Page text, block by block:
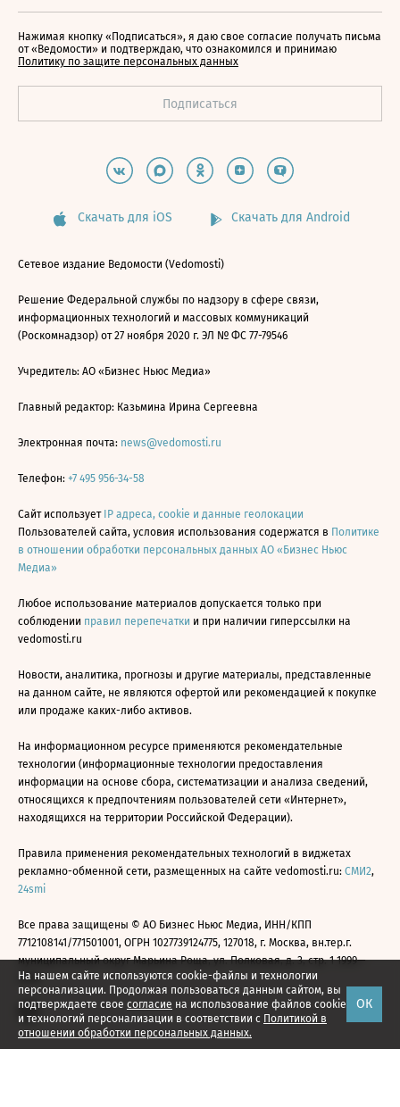
На нашем сайте используются cookie-файлы и технологии
персонализации. Продолжая пользоваться данным сайтом, вы
подтверждаете свое согласие на использование файлов cookie
и технологий персонализации в соответствии с Политикой в
отношении обработки персональных данных.
ОК
Нажимая кнопку «Подписаться», я даю свое согласие получать письма
от «Ведомости» и подтверждаю, что ознакомился и принимаю
Политику по защите персональных данных
Скачать для iOS Скачать для Android
Сетевое издание Ведомости (Vedomosti)
Решение Федеральной службы по надзору в сфере связи,
информационных технологий и массовых коммуникаций
(Роскомнадзор) от 27 ноября 2020 г. ЭЛ № ФС 77-79546
Учредитель: АО «Бизнес Ньюс Медиа»
Главный редактор: Казьмина Ирина Сергеевна
Электронная почта: news@vedomosti.ru
Телефон: +7 495 956-34-58
Сайт использует IP адреса, cookie и данные геолокации
Пользователей сайта, условия использования содержатся в Политике
в отношении обработки персональных данных АО «Бизнес Ньюс
Медиа»
Любое использование материалов допускается только при
соблюдении правил перепечатки и при наличии гиперссылки на
vedomosti.ru
Новости, аналитика, прогнозы и другие материалы, представленные
на данном сайте, не являются офертой или рекомендацией к покупке
или продаже каких-либо активов.
На информационном ресурсе применяются рекомендательные
технологии (информационные технологии предоставления
информации на основе сбора, систематизации и анализа сведений,
относящихся к предпочтениям пользователей сети «Интернет»,
находящихся на территории Российской Федерации).
Правила применения рекомендательных технологий в виджетах
рекламно-обменной сети, размещенных на сайте vedomosti.ru: СМИ2,
24smi
Все права защищены © АО Бизнес Ньюс Медиа, ИНН/КПП
7712108141/771501001, ОГРН 1027739124775, 127018, г. Москва, вн.тер.г.
муниципальный округ Марьина Роща, ул. Полковая, д. 3, стр. 1 1999—
2026